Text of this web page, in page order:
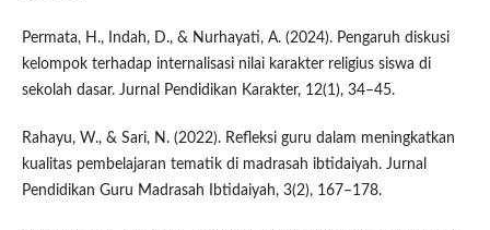
Permata, H., Indah, D., & Nurhayati, A. (2024). Pengaruh diskusi
kelompok terhadap internalisasi nilai karakter religius siswa di
sekolah dasar. Jurnal Pendidikan Karakter, 12(1), 34–45.
Rahayu, W., & Sari, N. (2022). Refleksi guru dalam meningkatkan
kualitas pembelajaran tematik di madrasah ibtidaiyah. Jurnal
Pendidikan Guru Madrasah Ibtidaiyah, 3(2), 167–178.